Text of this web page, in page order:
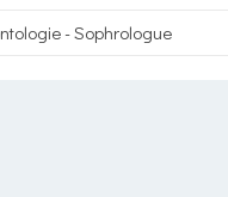
- Sophrologue